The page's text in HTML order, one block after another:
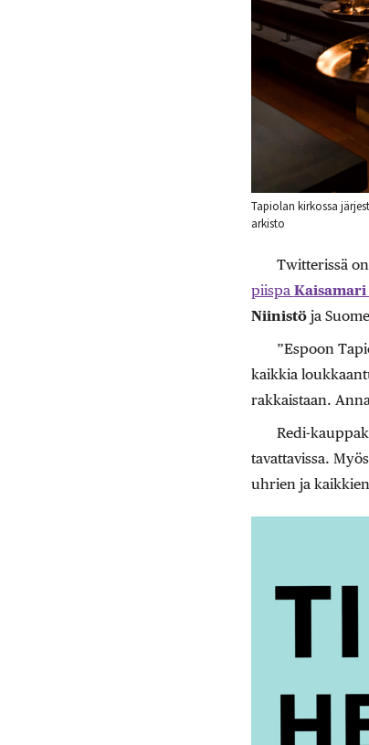
Tapiolan kirkossa
arkisto
Twitterissä
piispa
Niinistöja
”Espoon
kaikkia
rakkaistaan.
Redi-
tavattavissa.
uhrien ja